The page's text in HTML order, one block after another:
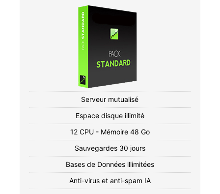
Serveur mutualisé
Espace disque illimité
12 CPU - Mémoire 48 Go
Sauvegardes 30 jours
Bases de Données illimitées
Anti-virus et anti-spam IA